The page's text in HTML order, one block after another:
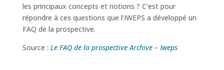
les principaux concepts et notions ? C’est pour
répondre à ces questions que l’IWEPS a développé un
FAQ de la prospective.
Source : Le FAQ de la prospective Archive – Iweps